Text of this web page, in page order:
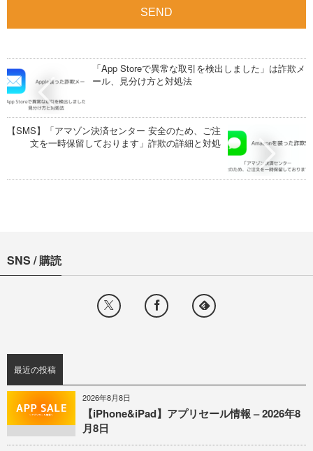
「App Storeで異常な取引を検出しました」は詐欺メ
ール、見分け方と対処法
【SMS】「アマゾン決済センター 安全のため、ご注
文を一時保留しております」詐欺の詳細と対処
SNS / 購読
最近の投稿
2026年8月8日
【iPhone&iPad】アプリセール情報 – 2026年8
月8日